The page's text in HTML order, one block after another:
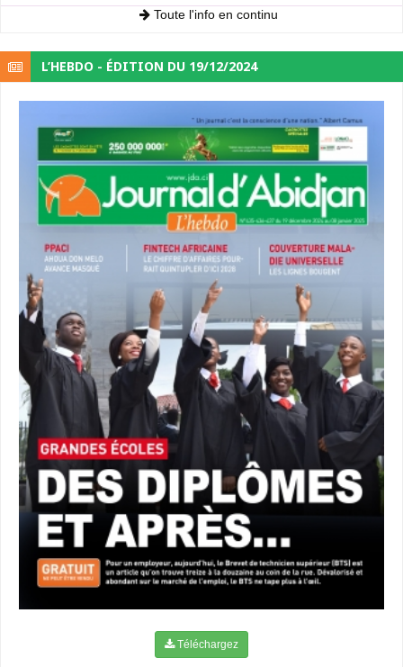
Toute l'info en continu
L’HEBDO - ÉDITION DU 19/12/2024
Téléchargez